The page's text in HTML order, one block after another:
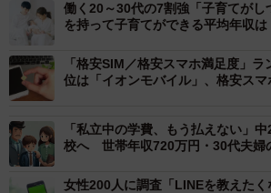
働く20～30代の7割強「子育てが
を持って子育てができる平均年収
「格安SIM／格安スマホ満足度」
位は「イオンモバイル」、格安スマ
「私立中の学費、もう払えない」
校へ 世帯年収720万円・30代夫婦
女性200人に調査「LINEを教えた